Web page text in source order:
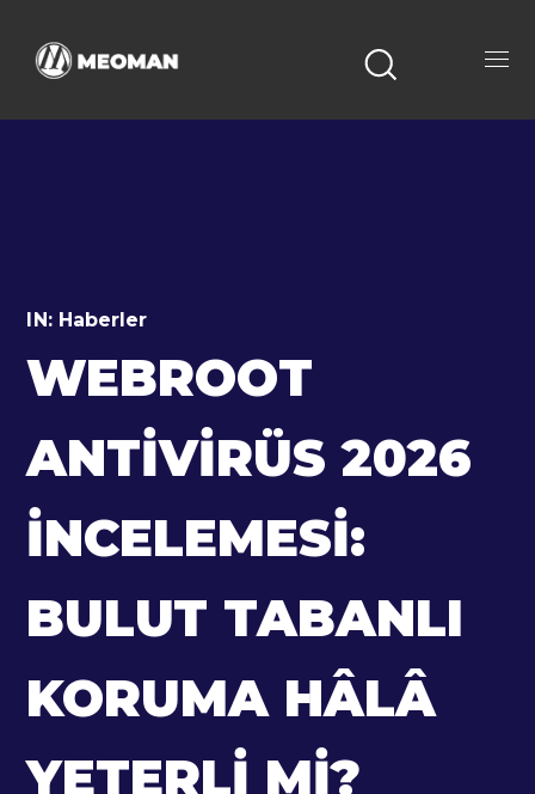
IN: Haberler
WEBROOT
ANTIVIRÜS 2026
İNCELEMESI:
BULUT TABANLI
KORUMA HÂLÂ
YETERLI MI?